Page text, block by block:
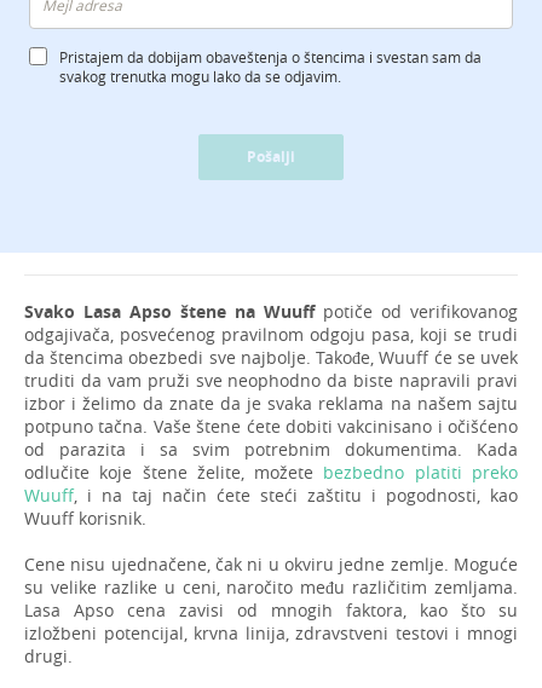
Pristajem da dobijam obaveštenja o štencima i svestan sam da
svakog trenutka mogu lako da se odjavim.
Pošalji
Svako Lasa Apso štene na Wuuffpotiče od verifikovanog
odgajivača, posvećenog pravilnom odgoju pasa, koji se trudi
da štencima obezbedi sve najbolje. Takođe, Wuuff će se uvek
truditi da vam pruži sve neophodno da biste napravili pravi
izbor i želimo da znate da je svaka reklama na našem sajtu
potpuno tačna. Vaše štene ćete dobiti vakcinisano i očišćeno
od parazita i sa svim potrebnim dokumentima. Kada
odlučite koje štene želite, možete bezbedno platiti preko
Wuuff, i na taj način ćete steći zaštitu i pogodnosti, kao
Wuuff korisnik.
Cene nisu ujednačene, čak ni u okviru jedne zemlje. Moguće
su velike razlike u ceni, naročito među različitim zemljama.
Lasa Apso cena zavisi od mnogih faktora, kao što su
izložbeni potencijal, krvna linija, zdravstveni testovi i mnogi
drugi.